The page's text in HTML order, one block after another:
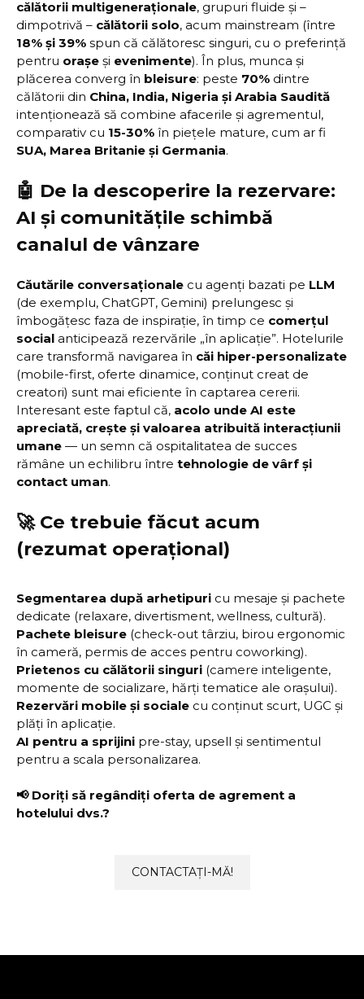
călătorii multigeneraționale, grupuri fluide și –
dimpotrivă – călătorii solo, acum mainstream (între
18% și 39% spun că călătoresc singuri, cu o preferință
pentru orașe și evenimente). În plus, munca și
plăcerea converg în bleisure: peste 70% dintre
călătorii din China, India, Nigeria și Arabia Saudită
intenționează să combine afacerile și agrementul,
comparativ cu 15-30% în piețele mature, cum ar fi
SUA, Marea Britanie și Germania.
🤖 De la descoperire la rezervare:
AI și comunitățile schimbă
canalul de vânzare
Căutările conversaționale cu agenți bazati pe LLM
(de exemplu, ChatGPT, Gemini) prelungesc și
îmbogățesc faza de inspirație, în timp ce comerțul
social anticipează rezervările „în aplicație”. Hotelurile
care transformă navigarea în căi hiper-personalizate
(mobile-first, oferte dinamice, conținut creat de
creatori) sunt mai eficiente în captarea cererii.
Interesant este faptul că, acolo unde AI este
apreciată, crește și valoarea atribuită interacțiunii
umane — un semn că ospitalitatea de succes
rămâne un echilibru între tehnologie de vârf și
contact uman.
🚀 Ce trebuie făcut acum
(rezumat operațional)
Segmentarea după arhetipuri cu mesaje și pachete
dedicate (relaxare, divertisment, wellness, cultură).
Pachete bleisure (check-out târziu, birou ergonomic
în cameră, permis de acces pentru coworking).
Prietenos cu călătorii singuri (camere inteligente,
momente de socializare, hărți tematice ale orașului).
Rezervări mobile și sociale cu conținut scurt, UGC și
plăți în aplicație.
AI pentru a sprijini pre-stay, upsell și sentimentul
pentru a scala personalizarea.
📢 Doriți să regândiți oferta de agrement a
hotelului dvs.?
CONTACTAȚI-MĂ!